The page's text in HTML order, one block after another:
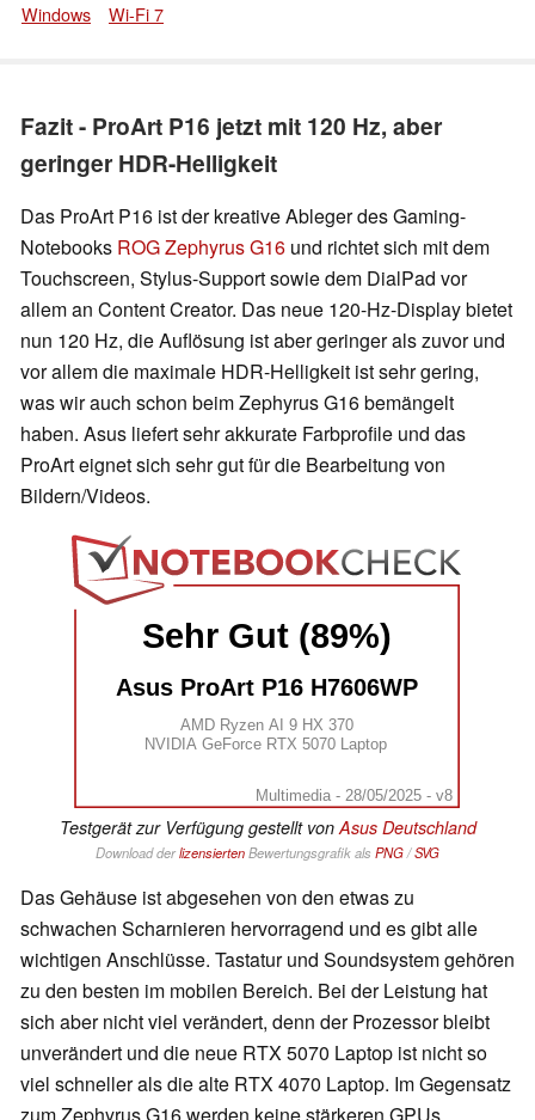
Windows
Wi-Fi 7
Fazit - ProArt P16 jetzt mit 120 Hz, aber
geringer HDR-Helligkeit
Das ProArt P16 ist der kreative Ableger des Gaming-
Notebooks ROG Zephyrus G16 und richtet sich mit dem
Touchscreen, Stylus-Support sowie dem DialPad vor
allem an Content Creator. Das neue 120-Hz-Display bietet
nun 120 Hz, die Auflösung ist aber geringer als zuvor und
vor allem die maximale HDR-Helligkeit ist sehr gering,
was wir auch schon beim Zephyrus G16 bemängelt
haben. Asus liefert sehr akkurate Farbprofile und das
ProArt eignet sich sehr gut für die Bearbeitung von
Bildern/Videos.
Sehr Gut (89%)
Asus ProArt P16 H7606WP
AMD Ryzen AI 9 HX 370
NVIDIA GeForce RTX 5070 Laptop
Multimedia - 28/05/2025 - v8
Testgerät zur Verfügung gestellt vonAsus Deutschland
Download derlizensiertenBewertungsgrafik als PNG/SVG
Das Gehäuse ist abgesehen von den etwas zu
schwachen Scharnieren hervorragend und es gibt alle
wichtigen Anschlüsse. Tastatur und Soundsystem gehören
zu den besten im mobilen Bereich. Bei der Leistung hat
sich aber nicht viel verändert, denn der Prozessor bleibt
unverändert und die neue RTX 5070 Laptop ist nicht so
viel schneller als die alte RTX 4070 Laptop. Im Gegensatz